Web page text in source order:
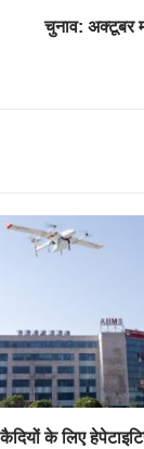
चुनाव: अक्टूबर
के लिए